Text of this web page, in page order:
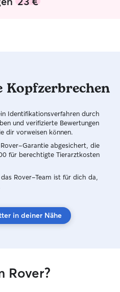
Kopfzerbrechen
Identifikationsverfahren durch
und verifizierte Bewertungen
dir vorweisen können.
Garantie abgesichert, die
für berechtigte Tierarztkosten
Rover-Team ist für dich da,
in deiner Nähe
Rover?